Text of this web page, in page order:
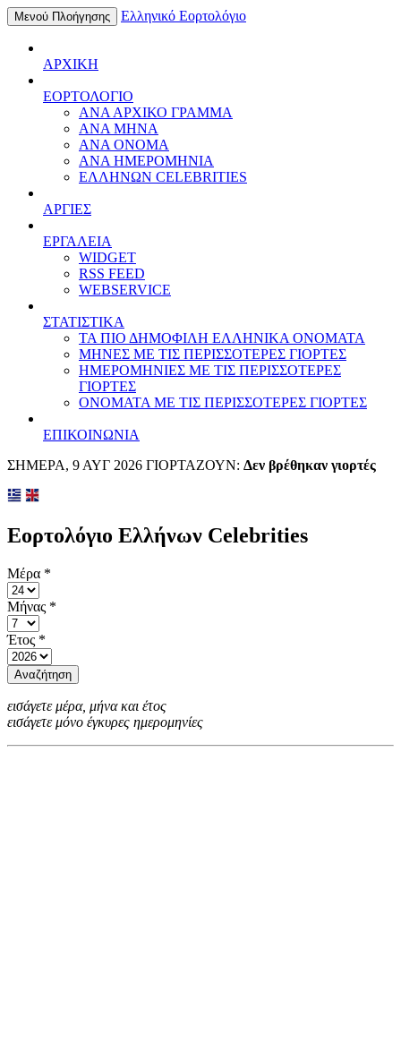
Μενού Πλοήγησης Ελληνικό Εορτολόγιο
ΑΡΧΙΚΗ
ΕΟΡΤΟΛΟΓΙΟ
ΑΝΑ ΑΡΧΙΚΟ ΓΡΑΜΜΑ
ΑΝΑ ΜΗΝΑ
ΑΝΑ ΟΝΟΜΑ
ΑΝΑ ΗΜΕΡΟΜΗΝΙΑ
ΕΛΛΗΝΩΝ CELEBRITIES
ΑΡΓΙΕΣ
ΕΡΓΑΛΕΙΑ
WIDGET
RSS FEED
WEBSERVICE
ΣΤΑΤΙΣΤΙΚΑ
ΤΑ ΠΙΟ ΔΗΜΟΦΙΛΗ ΕΛΛΗΝΙΚΑ ΟΝΟΜΑΤΑ
ΜΗΝΕΣ ΜΕ ΤΙΣ ΠΕΡΙΣΣΟΤΕΡΕΣ ΓΙΟΡΤΕΣ
ΗΜΕΡΟΜΗΝΙΕΣ ΜΕ ΤΙΣ ΠΕΡΙΣΣΟΤΕΡΕΣ
ΓΙΟΡΤΕΣ
ΟΝΟΜΑΤΑ ΜΕ ΤΙΣ ΠΕΡΙΣΣΟΤΕΡΕΣ ΓΙΟΡΤΕΣ
ΕΠΙΚΟΙΝΩΝΙΑ
ΣΗΜΕΡΑ, 9 ΑΥΓ 2026 ΓΙΟΡΤΑΖΟΥΝ: Δεν βρέθηκαν γιορτές
Εορτολόγιο Ελλήνων Celebrities
Μέρα *
Μήνας *
Έτος *
Αναζήτηση
εισάγετε μέρα, μήνα και έτος
εισάγετε μόνο έγκυρες ημερομηνίες